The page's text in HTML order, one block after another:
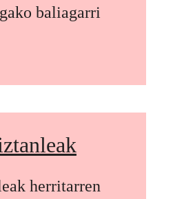
baliagarri
herritarren